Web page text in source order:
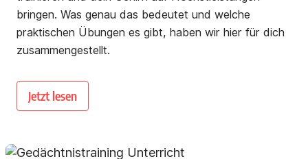
bringen. Was genau das bedeutet und welche
praktischen Übungen es gibt, haben wir hier für dich
zusammengestellt.
Jetzt lesen